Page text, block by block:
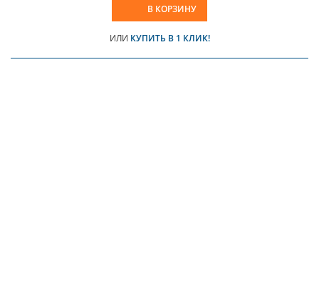
В КОРЗИНУ
ИЛИ КУПИТЬ В 1 КЛИК!